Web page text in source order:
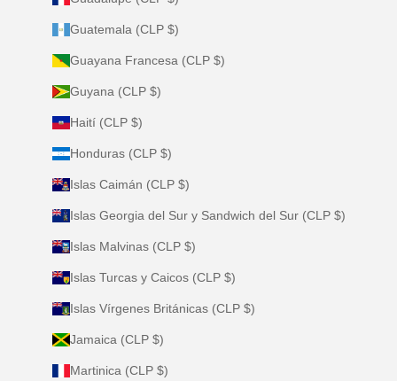
Guatemala (CLP $)
Guayana Francesa (CLP $)
Guyana (CLP $)
Haití (CLP $)
Honduras (CLP $)
Islas Caimán (CLP $)
Islas Georgia del Sur y Sandwich del Sur (CLP $)
Islas Malvinas (CLP $)
Islas Turcas y Caicos (CLP $)
Islas Vírgenes Británicas (CLP $)
Jamaica (CLP $)
Martinica (CLP $)